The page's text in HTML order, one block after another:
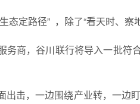
态定路径” ，除了“看天时、察
务商，谷川联行将导入一批符
击，一边围绕产业转，一边